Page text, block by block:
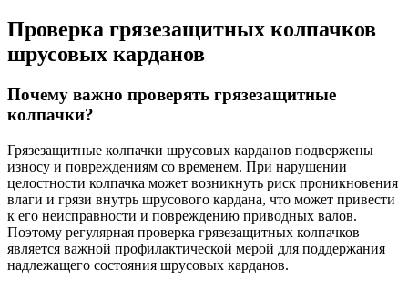
Проверка грязезащитных колпачков
шрусовых карданов
Почему важно проверять грязезащитные
колпачки?
Грязезащитные колпачки шрусовых карданов подвержены
износу и повреждениям со временем. При нарушении
целостности колпачка может возникнуть риск проникновения
влаги и грязи внутрь шрусового кардана, что может привести
к его неисправности и повреждению приводных валов.
Поэтому регулярная проверка грязезащитных колпачков
является важной профилактической мерой для поддержания
надлежащего состояния шрусовых карданов.